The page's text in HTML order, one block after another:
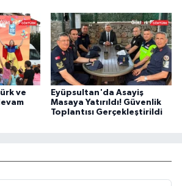
ve
Eyüpsultan'da Asayiş
Masaya Yatırıldı! Güvenlik
Toplantısı Gerçekleştirildi